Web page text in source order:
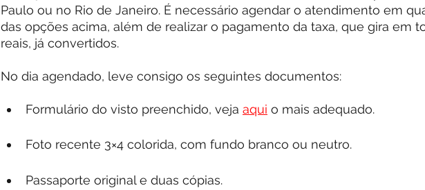
Paulo ou no Rio de Janeiro. É necessário agendar o atendimento em
das opções acima, além de realizar o pagamento da taxa, que gira em
reais, já convertidos.
No dia agendado, leve consigo os seguintes documentos:
Formulário do visto preenchido, veja aqui o mais adequado.
Foto recente 3×4 colorida, com fundo branco ou neutro.
Passaporte original e duas cópias.